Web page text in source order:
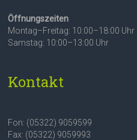
Öffnungszeiten
Montag–Freitag: 10:00–18:00 Uhr
Samstag: 10:00–13:00 Uhr
Kontakt
Fon: (05322) 9059599
Fax: (05322) 9059993